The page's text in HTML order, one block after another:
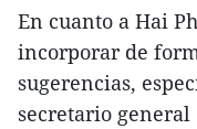
En cuanto a Hai
incorporar de
sugerencias,
secretario